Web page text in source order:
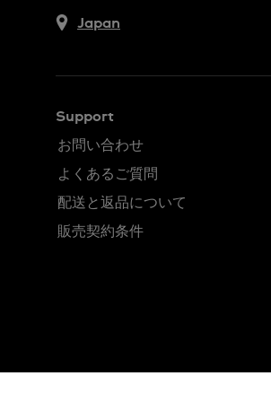
Japan
Support
お問い合わせ
よくあるご質問
配送と返品について
販売契約条件